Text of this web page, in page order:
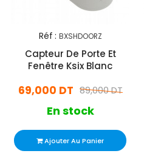
Réf : BXSHDOORZ
Capteur De Porte Et
Fenêtre Ksix Blanc
89,000 DT
69,000 DT
En stock
Ajouter Au Panier